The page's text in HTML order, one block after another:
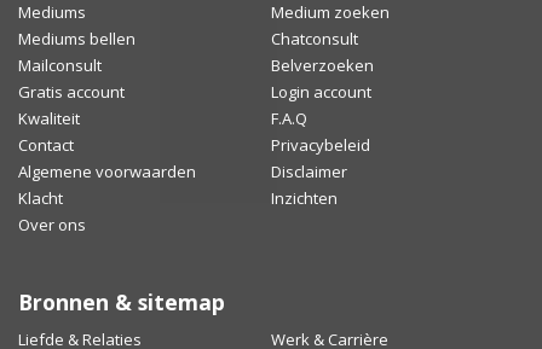
Mediums
Medium zoeken
Mediums bellen
Chatconsult
Mailconsult
Belverzoeken
Gratis account
Login account
Kwaliteit
F.A.Q
Contact
Privacybeleid
Algemene voorwaarden
Disclaimer
Klacht
Inzichten
Over ons
Bronnen & sitemap
Liefde & Relaties Werk & Carrière